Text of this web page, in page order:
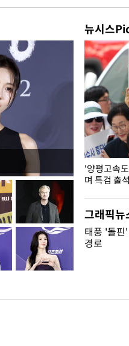
뉴시스
리 관련 대비책 최
'양평고속
며 특검 출석
그래픽뉴
태풍 '돌핀
경로